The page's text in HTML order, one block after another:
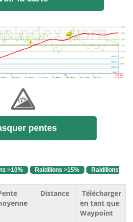
pentes
>10% Raidillons >15%
Raidillons
Distance
Télécharger
en tant que
Waypoint